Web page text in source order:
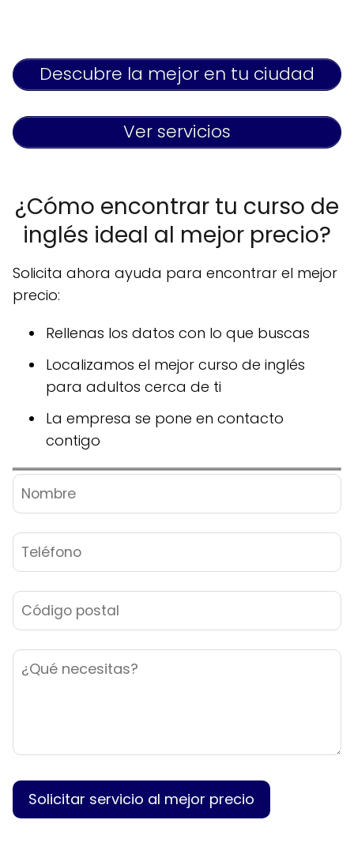
Descubre la mejor en tu ciudad
Ver servicios
¿Cómo encontrar tu curso de
inglés ideal al mejor precio?
Solicita ahora ayuda para encontrar el mejor
precio:
Rellenas los datos con lo que buscas
Localizamos el mejor curso de inglés
para adultos cerca de ti
La empresa se pone en contacto
contigo